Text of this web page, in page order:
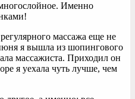
Именно
массажа еще не
я вышла из шопингового
массажиста. Приходил он
я уехала чуть лучше, чем